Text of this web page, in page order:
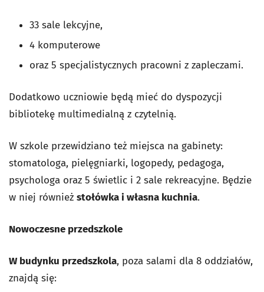
33 sale lekcyjne,
4 komputerowe
oraz 5 specjalistycznych pracowni z zapleczami.
Dodatkowo uczniowie będą mieć do dyspozycji
bibliotekę multimedialną z czytelnią.
W szkole przewidziano też miejsca na gabinety:
stomatologa, pielęgniarki, logopedy, pedagoga,
psychologa oraz 5 świetlic i 2 sale rekreacyjne. Będzie
w niej również stołówka i własna kuchnia.
Nowoczesne przedszkole
W budynku przedszkola, poza salami dla 8 oddziałów,
znajdą się: